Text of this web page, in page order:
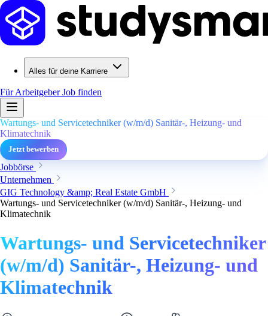
Alles für deine Karriere
Für ArbeitgeberJob finden
Wartungs- und Servicetechniker (w/m/d) Sanitär-, Heizung- und
Klimatechnik
Jetzt bewerben
Jobbörse
Unternehmen
GIG Technology &amp; Real Estate GmbH
Wartungs- und Servicetechniker (w/m/d) Sanitär-, Heizung- und
Klimatechnik
Wartungs- und Servicetechniker
(w/m/d) Sanitär-, Heizung- und
Klimatechnik